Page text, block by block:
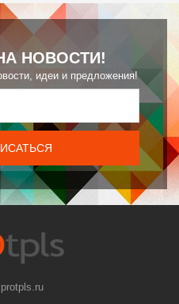
НОВОСТИ!
идеи и предложения!